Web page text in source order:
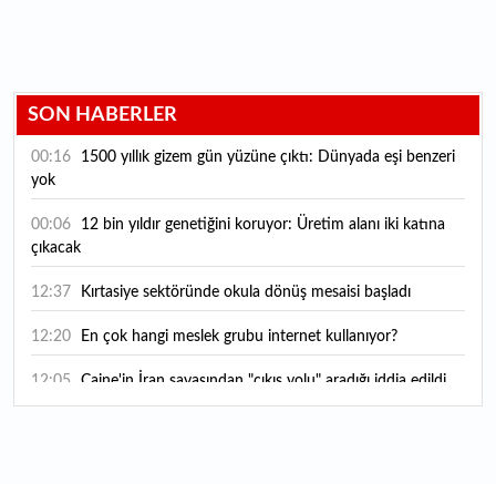
SON HABERLER
00:16
yok
00:06
çıkacak
12:37 Kırtasiye sektöründe okula dönüş mesaisi başladı
12:20 En çok hangi meslek grubu internet kullanıyor?
12:05 Caine'in İran savaşından "çıkış yolu" aradığı iddia edildi